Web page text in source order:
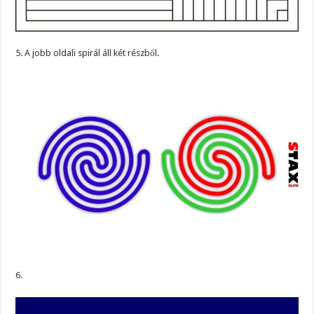
5. A jobb oldali spirál áll két részből.
6.